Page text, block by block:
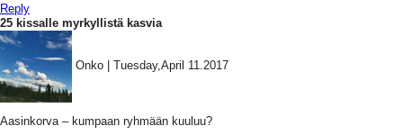
Reply
25 kissalle myrkyllistä kasvia
Onko Tuesday,April 11.2017
Aasinkorva – kumpaan ryhmään kuuluu?